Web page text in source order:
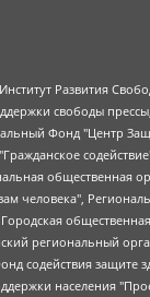
"Данное сообщение", Общество с ограниченной ответственностью Издательский дом "Новая глава", Айнбиндер Александра Александровна, Московский комьюнити-центр для ЛГБТ+инициатив, Благотворительный фонд развития филантропии, Deutsche Welle (Германия, Kurt-Schumacher-Strasse 3, 53113 Bonn), Борзунова Мария Михайловна, Воробьев Виктор Викторович, Голубева Анна Львовна, Константинова Алла Михайловна, Малкова Ирина Владимировна, Мурадов Мурад Абдулгалимович, Осетинская Елизавета Николаевна, Понасенков Евгений Николаевич, Ганапольский Матвей Юрьевич, Киселев Евгений Алексеевич, Борухович Ирина Григорьевна, Дремин Иван Тимофеевич, Дубровский Дмитрий Викторович, Красноярская региональная общественная организация поддержки и развития альтернативных образовательных технологий и межкультурных коммуникаций "ИНТЕРРА", Маяковская Екатерина Алексеевна, Фейгин Марк Захарович, Филимонов Андрей Викторович, Дзугкоева Регина Николаевна, Доброхотов Роман